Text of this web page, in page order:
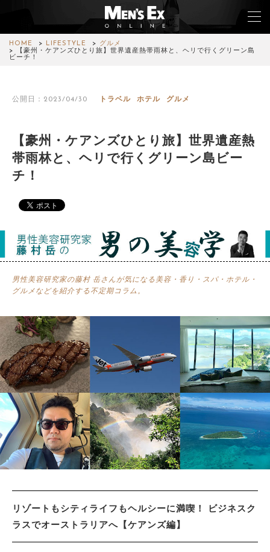
HOME LIFESTYLE
グルメ
【豪州・ケアンズひとり旅】世界遺産熱帯雨林と、ヘリで行くグリーン島
ビーチ！
公開日：2023/04/30 トラベル ホテル グルメ
【豪州・ケアンズひとり旅】世界遺産熱
帯雨林と、ヘリで行くグリーン島ビー
チ！
男性美容研究家の藤村 岳さんが気になる美容・香り・スパ・ホテル・
グルメなどを紹介する不定期コラム。
リゾートもシティライフもヘルシーに満喫！ ビジネスク
ラスでオーストラリアへ【ケアンズ編】
FASHION
WATCH
CAR&BIKE
COLUMN
MAGAZINE